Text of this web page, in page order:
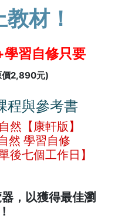
材！
學習自修只要
價2,890元)
程與參考書
然【康軒版】
然 學習自修
後七個工作日】
，以獲得最佳瀏